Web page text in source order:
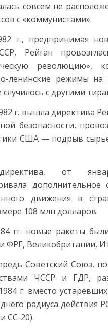
совсем не
с «коммунистами».
г., предпринимая
Рейган
революцию»,
ленинские режимы на
случилось с другими
г. вышла директива
безопасности,
США — подрыв
от
дополнительное
движения в
108 млн долларов.
гг. новые ракеты
ФРГ, Великобритании,
Советский Союз,
ЧССР и ГДР,
г. вместо
радиуса действия
СС-20).